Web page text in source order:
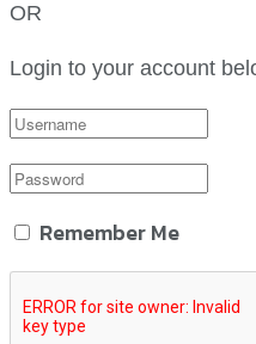
OR
Login to your account
Remember Me